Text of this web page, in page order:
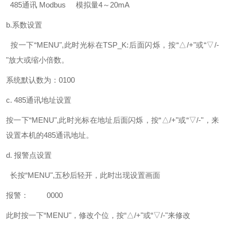
485通讯 Modbus 模拟量4～20mA
b.系数设置
按一下“MENU",此时光标在TSP_K:后面闪烁，按“△/+"或“▽/-
"放大或缩小倍数。
系统默认数为：0100
c. 485通讯地址设置
按一下“MENU",此时光标在地址后面闪烁，按“△/+"或“▽/-"，来
设置本机的485通讯地址。
d. 报警点设置
长按“MENU",五秒后轻开，此时出现设置画面
报警： 0000
此时按一下“MENU"，修改个位，按“△/+"或“▽/-"来修改